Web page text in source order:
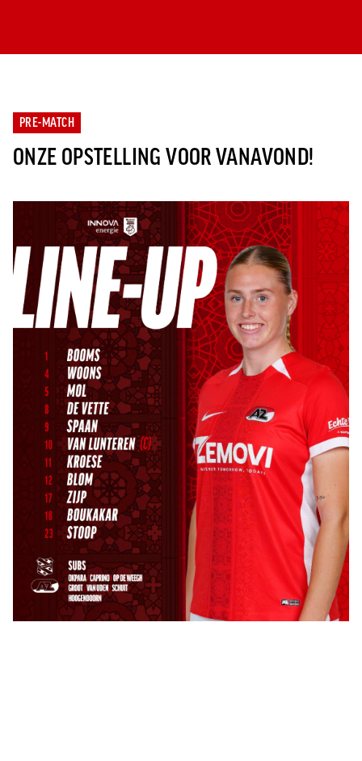
PRE-MATCH
ONZE OPSTELLING VOOR VANAVOND!